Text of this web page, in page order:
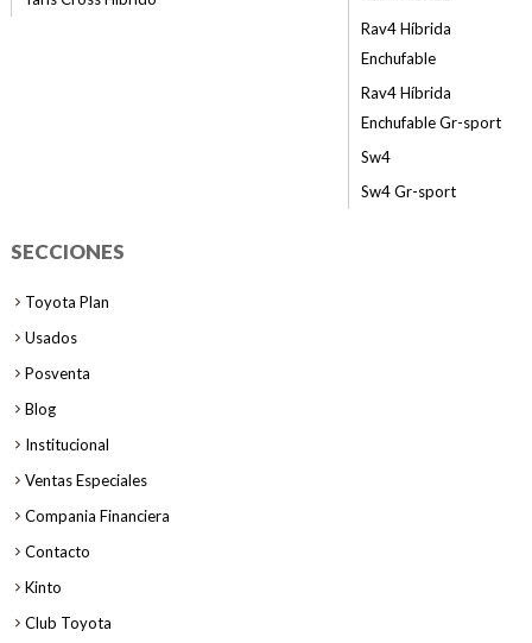
Rav4 Híbrida
Enchufable
Rav4 Híbrida
Enchufable Gr-sport
Sw4
Sw4 Gr-sport
SECCIONES
Toyota Plan
Usados
Posventa
Blog
Institucional
Ventas Especiales
Compania Financiera
Contacto
Kinto
Club Toyota